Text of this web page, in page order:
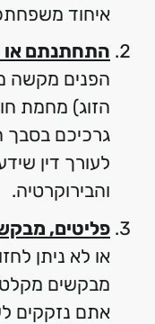
איחוד
התחתנתם או
הפנים מקשה
הזוג) מחמת
גרכיכם בסבך
לעורך דין
והבירוקרטיה.
פליטים,
או לא ניתן
מבקשים
אתם נזקקים